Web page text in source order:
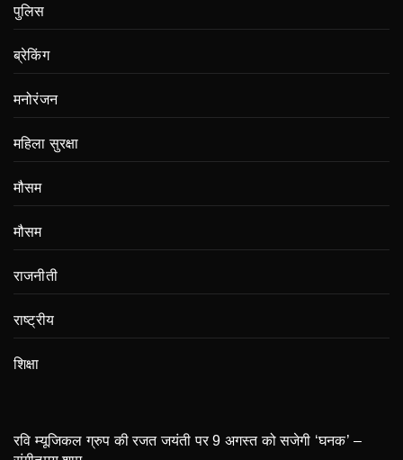
पुलिस
ब्रेकिंग
मनोरंजन
महिला सुरक्षा
मौसम
मौसम
राजनीती
राष्ट्रीय
शिक्षा
रवि म्यूजिकल ग्रुप की रजत जयंती पर 9 अगस्त को सजेगी ‘घनक’ –